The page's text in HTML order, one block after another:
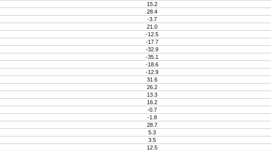
15.2
28.4
-3.7
21.0
-12.5
-17.7
-32.9
-35.1
-18.6
-12.9
31.6
26.2
13.3
16.2
-0.7
-1.8
28.7
5.3
3.5
12.5